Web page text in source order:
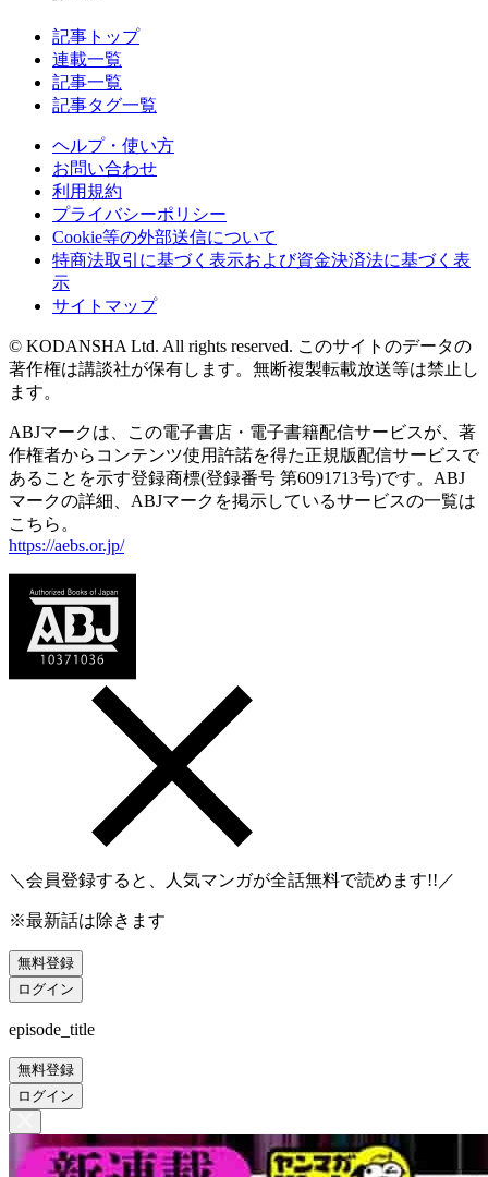
記事トップ
連載一覧
記事一覧
記事タグ一覧
ヘルプ・使い方
お問い合わせ
利用規約
プライバシーポリシー
Cookie等の外部送信について
特商法取引に基づく表示および資金決済法に基づく表
示
サイトマップ
© KODANSHA Ltd. All rights reserved. このサイトのデータの
著作権は講談社が保有します。無断複製転載放送等は禁止し
ます。
ABJマークは、この電子書店・電子書籍配信サービスが、著
作権者からコンテンツ使用許諾を得た正規版配信サービスで
あることを示す登録商標(登録番号 第6091713号)です。ABJ
マークの詳細、ABJマークを掲示しているサービスの一覧は
こちら。
https://aebs.or.jp/
＼会員登録すると、人気マンガが全話無料で読めます!!／
※最新話は除きます
無料登録
ログイン
episode_title
無料登録
ログイン